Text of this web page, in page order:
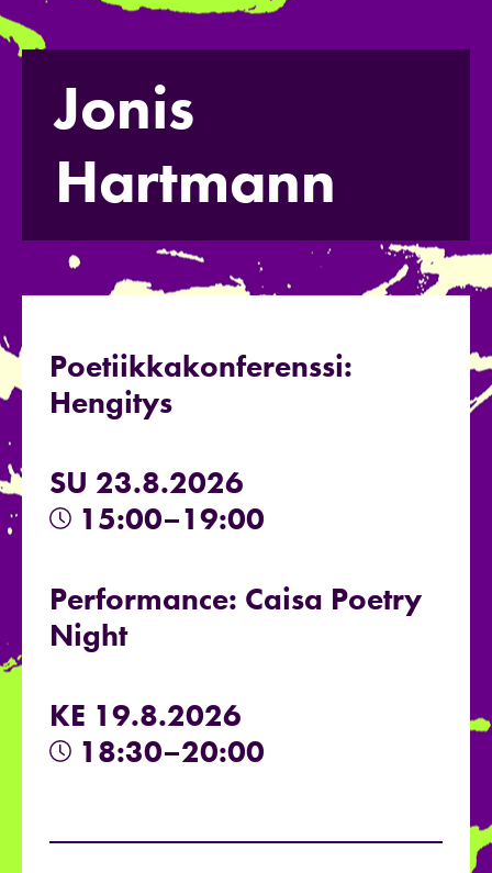
Jonis
Hartmann
Poetiikkakonferenssi:
Hengitys
SU 23.8.2026
15:00–19:00
Performance: Caisa Poetry
Night
KE 19.8.2026
18:30–20:00